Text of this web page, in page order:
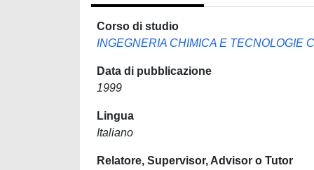
Corso di studio
INGEGNERIA CHIMICA E TECNOLOGIE
Data di pubblicazione
1999
Lingua
Italiano
Relatore, Supervisor, Advisor o Tutor